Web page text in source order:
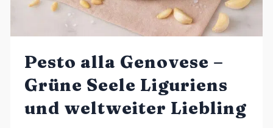
Pesto alla Genovese –
Grüne Seele Liguriens
und weltweiter Liebling